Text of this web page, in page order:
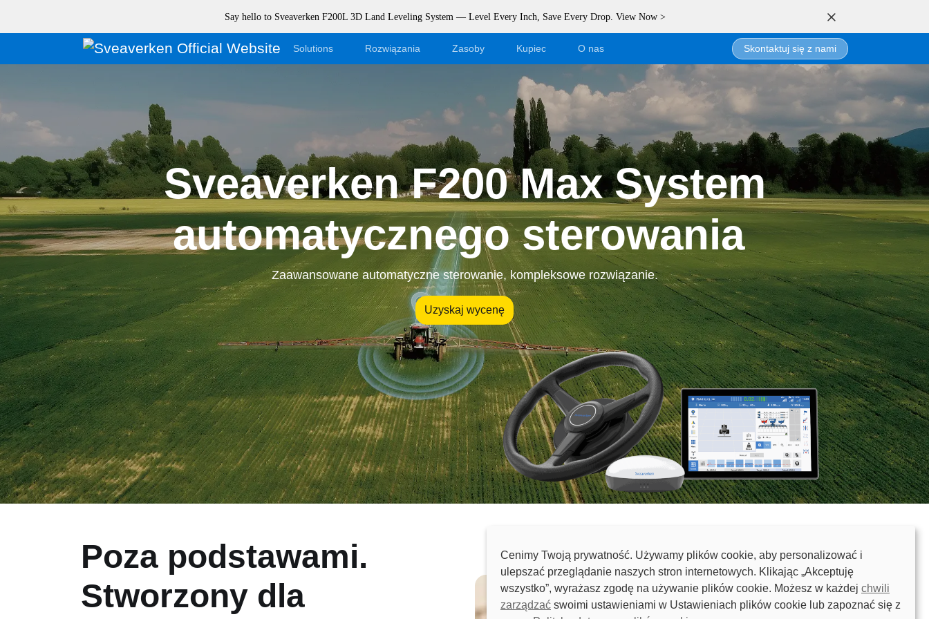
Say hello to Sveaverken F200L 3D Land Leveling System — Level Every Inch, Save Every Drop. View Now >
Solutions Rozwiązania Zasoby
Wsparcie
Pobierz
Kupiec
Logowanie do sklepu internetowegoLogin
Dealer Portal
O nas Skontaktuj się z nami
Sveaverken F200 Max System
automatycznego sterowania
Zaawansowane automatyczne sterowanie, kompleksowe rozwiązanie.
Uzyskaj wycenę
Poza podstawami.
Stworzony dla
Cenimy Twoją prywatność. Używamy plików cookie, aby personalizować i
ulepszać przeglądanie naszych stron internetowych. Klikając „Akceptuję
wszystko”, wyrażasz zgodę na używanie plików cookie. Możesz w każdej chwili
zarządzać swoimi ustawieniami w Ustawieniach plików cookie lub zapoznać się z